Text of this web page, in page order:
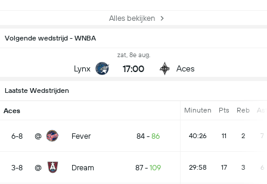
Alles bekijken
Volgende wedstrijd - WNBA
Lynx
zat, 8e aug.
17:00 Aces
Laatste Wedstrijden
Aces Minuten Pts Reb Ast
6-8 @ Fever 84- 86 40:26 11 2 7
3-8 @ Dream 87- 109 29:58 17 3 6